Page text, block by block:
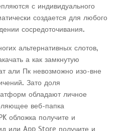
с индивидуального
создается для любого
сосредоточивания.
альтернативных слотов,
а как замкнутую
али Пк невозможно изо-вне
Зато доля
обладают личное
веб-папка
обложка получите и